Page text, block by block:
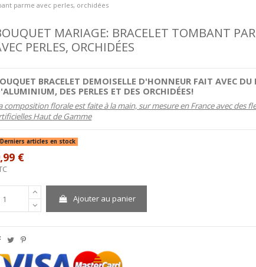
parme avec perles, orchidées
MARIAGE: BRACELET TOMBANT
PERLES, ORCHIDÉES
BRACELET DEMOISELLE D'HONNEUR FAIT AVEC DU
DES PERLES ET DES ORCHIDÉES!
composition florale est faite à la main, sur mesure en France avec des
Haut de Gamme
Derniers articles en stock
€
Ajouter au panier